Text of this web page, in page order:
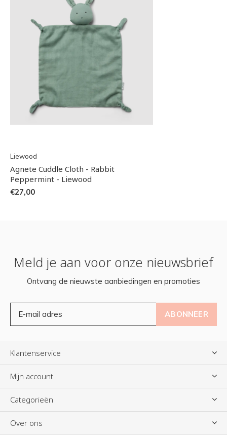
Liewood
Agnete Cuddle Cloth - Rabbit
Peppermint - Liewood
€27,00
Meld je aan voor onze nieuwsbrief
Ontvang de nieuwste aanbiedingen en promoties
ABONNEER
Klantenservice
Mijn account
Categorieën
Over ons